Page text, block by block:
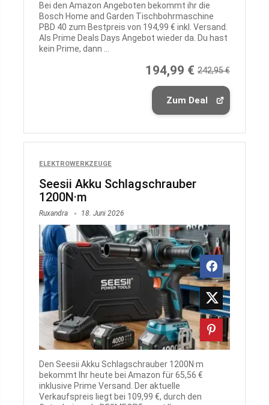
Bei den Amazon Angeboten bekommt ihr die
Bosch Home and Garden Tischbohrmaschine
PBD 40 zum Bestpreis von 194,99 € inkl. Versand.
Als Prime Deals Days Angebot wieder da. Du hast
kein Prime, dann ...
194,99 € 242,95 €
Zum Deal
ELEKTROWERKZEUGE
Seesii Akku Schlagschrauber
1200N·m
Ruxandra 18. Juni 2026
Den Seesii Akku Schlagschrauber 1200N·m
bekommt Ihr heute bei Amazon für 65,56 €
inklusive Prime Versand. Der aktuelle
Verkaufspreis liegt bei 109,99 €, durch den